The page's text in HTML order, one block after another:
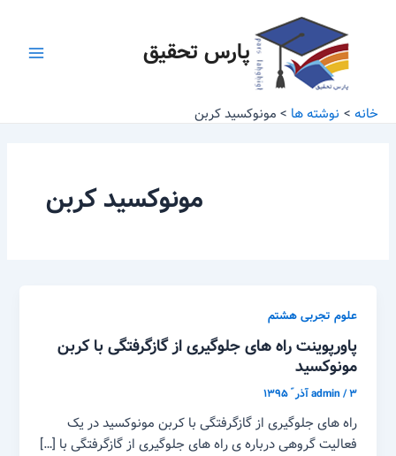
پارس تحقیق
خانه نوشته ها مونوکسید کربن
مونوکسید کربن
علوم تجربی هشتم
پاورپوینت راه های جلوگیری از گازگرفتگی با کربن
مونوکسید
admin/۳ آذر ّ ۱۳۹۵
راه های جلوگیری از گازگرفتگی با کربن مونوکسید در یک
فعالیت گروهی درباره ی راه های جلوگیری از گازگرفتگی با […]